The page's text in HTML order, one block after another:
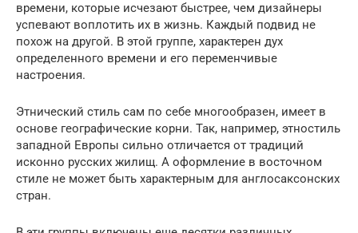
времени, которые исчезают быстрее, чем дизайнеры
успевают воплотить их в жизнь. Каждый подвид не
похож на другой. В этой группе, характерен дух
определенного времени и его переменчивые
настроения.
Этнический стиль сам по себе многообразен, имеет в
основе географические корни. Так, например, этностиль
западной Европы сильно отличается от традиций
исконно русских жилищ. А оформление в восточном
стиле не может быть характерным для англосаксонских
стран.